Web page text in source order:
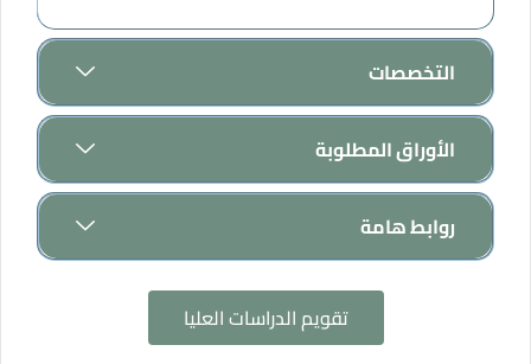
التخصصات
الأوراق المطلوبة
روابط هامة
تقويم الدراسات العليا